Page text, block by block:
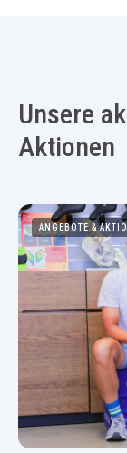
Unsere
Aktionen
ANGEBOTE &